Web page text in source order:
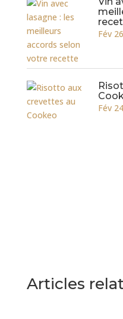
Fév
Fév
Articles